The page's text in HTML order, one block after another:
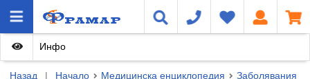
Назад | Начало Медицинска енциклопедия Заболявания
Инфо